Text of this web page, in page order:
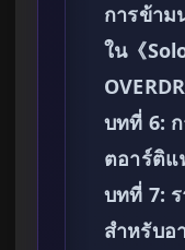
การข้าม
ใน《
บทที่ 6:
ตอาร์ติ
บทที่ 7:
สำหรับอ